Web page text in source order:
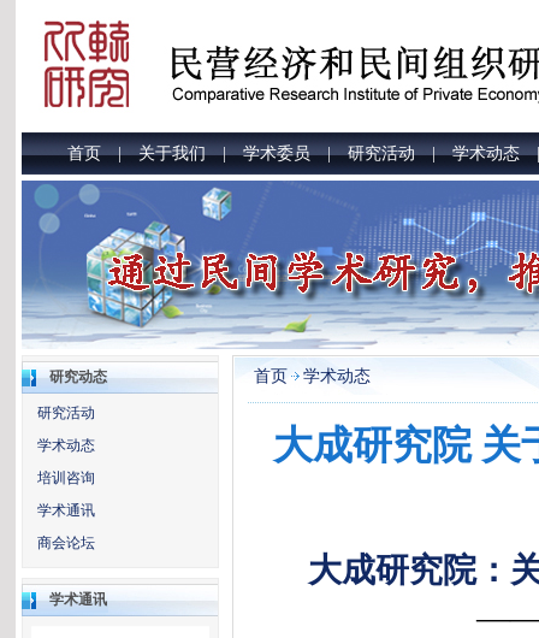
首页|关于我们|学术委员|研究活动|学术动态
研究动态
研究活动
学术动态
培训咨询
学术通讯
商会论坛
学术通讯
首页 学术动态
大成研究院 关
大成研究院：
——